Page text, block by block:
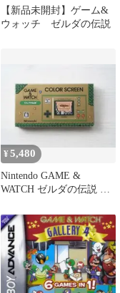
【新品未開封】ゲーム&
ウォッチ ゼルダの伝説
¥5,480
Nintendo GAME &
WATCH ゼルダの伝説 本